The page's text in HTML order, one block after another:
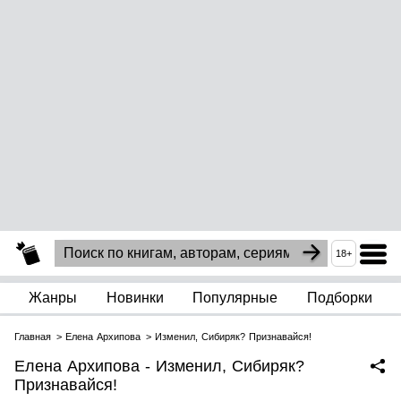
18+
Жанры Новинки Популярные Подборки
Главная Елена Архипова Изменил, Сибиряк? Признавайся!
Елена Архипова - Изменил, Сибиряк?
Признавайся!